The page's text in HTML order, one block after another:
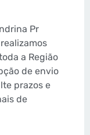
Pr
a Região
de envio
prazos e
de